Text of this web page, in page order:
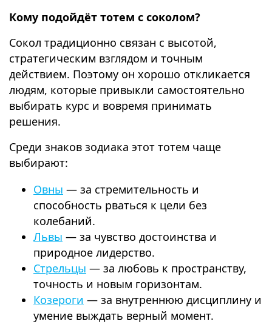
Кому подойдёт тотем с соколом?
Сокол традиционно связан с высотой,
стратегическим взглядом и точным
действием. Поэтому он хорошо откликается
людям, которые привыкли самостоятельно
выбирать курс и вовремя принимать
решения.
Среди знаков зодиака этот тотем чаще
выбирают:
Овны — за стремительность и
способность рваться к цели без
колебаний.
Львы — за чувство достоинства и
природное лидерство.
Стрельцы — за любовь к пространству,
точность и новым горизонтам.
Козероги — за внутреннюю дисциплину и
умение выждать верный момент.